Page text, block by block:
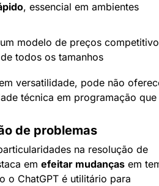
, essencial em ambientes
modelo de preços
todos os tamanhos
versatilidade, pode não
técnica em programação que
de problemas
na resolução de
em efeitar mudanças em
o ChatGPT é utilitário para